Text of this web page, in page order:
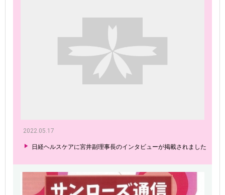
2022.05.17
日経ヘルスケアに宮井副理事長のインタビューが掲載されました